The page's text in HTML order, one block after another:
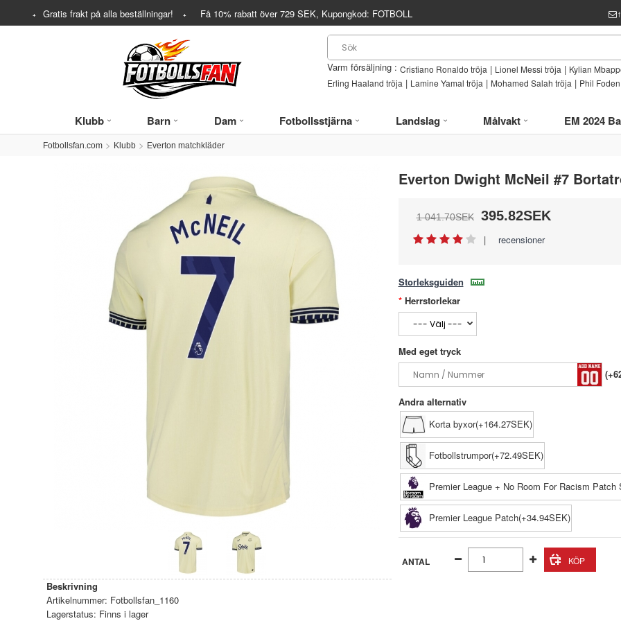
Gratis frakt på alla beställningar! Få 10% rabatt över729 SEK, Kupongkod: FOTBOLL
Varm försäljning : Cristiano Ronaldo tröja | Lionel Messi tröja | Kylian
Erling Haaland tröja | Lamine Yamal tröja | Mohamed Salah tröja | Phil
Klubb Barn Dam Fotbollsstjärna Landslag Målvakt EM 2024
Fotbollsfan.com Klubb Everton matchkläder
Beskrivning
Artikelnummer: Fotbollsfan_1160
Lagerstatus: Finns i lager
Everton Dwight McNeil #7
1 041.70SEK 395.82SEK
| recensioner
Storleksguiden
Herrstorlekar
Med eget tryck
Andra alternativ
Korta byxor(+164.27SEK)
Fotbollstrumpor(+72.49SEK)
Premier League + No Room For Racism Patch
Premier League Patch(+34.94SEK)
ANTAL